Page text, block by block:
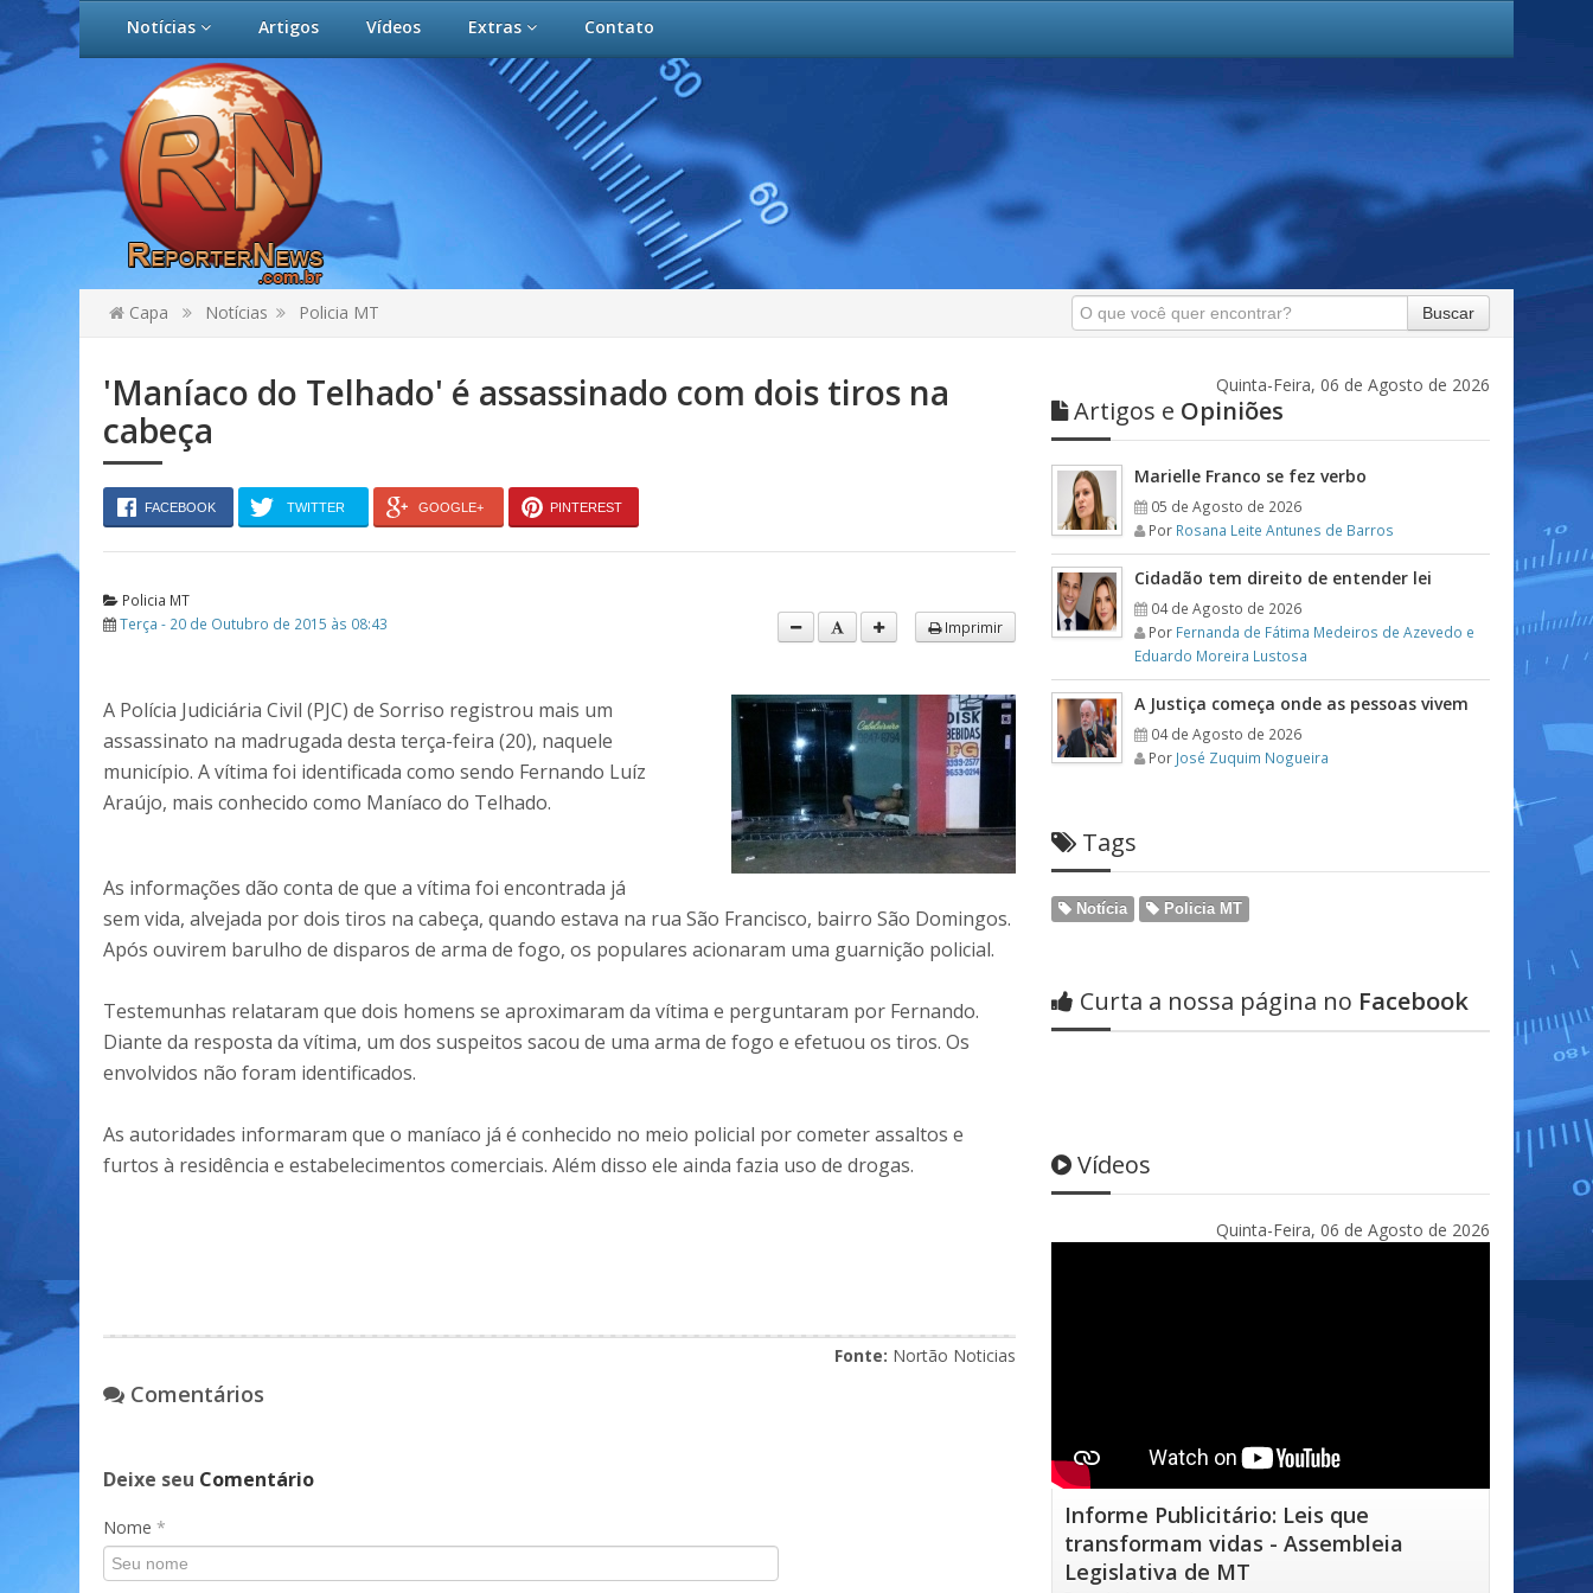
Notícias Artigos Vídeos Extras Contato
Capa Notícias Policia MT Buscar
'Maníaco do Telhado' é assassinado com dois tiros na
cabeça
FACEBOOK TWITTER GOOGLE+ PINTEREST
Policia MT
Terça - 20 de Outubro de 2015 às 08:43
Imprimir
A Polícia Judiciária Civil (PJC) de Sorriso registrou mais um
assassinato na madrugada desta terça-feira (20), naquele
município. A vítima foi identificada como sendo Fernando Luíz
Araújo, mais conhecido como Maníaco do Telhado.
As informações dão conta de que a vítima foi encontrada já
sem vida, alvejada por dois tiros na cabeça, quando estava na rua São Francisco, bairro São Domingos.
Após ouvirem barulho de disparos de arma de fogo, os populares acionaram uma guarnição policial.
Testemunhas relataram que dois homens se aproximaram da vítima e perguntaram por Fernando.
Diante da resposta da vítima, um dos suspeitos sacou de uma arma de fogo e efetuou os tiros. Os
envolvidos não foram identificados.
As autoridades informaram que o maníaco já é conhecido no meio policial por cometer assaltos e
furtos à residência e estabelecimentos comerciais. Além disso ele ainda fazia uso de drogas.
Fonte: Nortão Noticias
Comentários
Deixe seu Comentário
Nome *
Quinta-Feira, 06 de Agosto de 2026
Artigos e Opiniões
Marielle Franco se fez verbo
05 de Agosto de 2026
Por Rosana Leite Antunes de Barros
Cidadão tem direito de entender lei
04 de Agosto de 2026
Por Fernanda de Fátima Medeiros de Azevedo e
Eduardo Moreira Lustosa
A Justiça começa onde as pessoas vivem
04 de Agosto de 2026
Por José Zuquim Nogueira
Tags
Notícia Policia MT
Curta a nossa página no Facebook
Vídeos
Quinta-Feira, 06 de Agosto de 2026
Informe Publicitário: Leis que
transformam vidas - Assembleia
Legislativa de MT